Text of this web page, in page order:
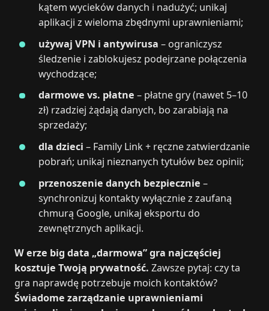
kątem wycieków danych i nadużyć; unikaj
aplikacji z wieloma zbędnymi uprawnieniami;
używaj VPN i antywirusa – ograniczysz
śledzenie i zablokujesz podejrzane połączenia
wychodzące;
darmowe vs. płatne – płatne gry (nawet 5–10
zł) rzadziej żądają danych, bo zarabiają na
sprzedaży;
dla dzieci – Family Link + ręczne zatwierdzanie
pobrań; unikaj nieznanych tytułów bez opinii;
przenoszenie danych bezpiecznie –
synchronizuj kontakty wyłącznie z zaufaną
chmurą Google, unikaj eksportu do
zewnętrznych aplikacji.
W erze big data „darmowa” gra najczęściej
kosztuje Twoją prywatność. Zawsze pytaj: czy ta
gra naprawdę potrzebuje moich kontaktów?
Świadome zarządzanie uprawnieniami